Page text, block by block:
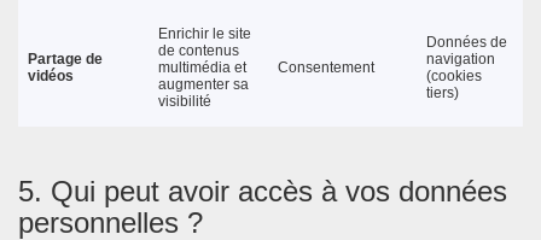
Partage de
vidéos
Enrichir le site
de contenus
multimédia et
augmenter sa
visibilité
Consentement
Données de
navigation
(cookies
tiers)
5. Qui peut avoir accès à vos données
personnelles ?